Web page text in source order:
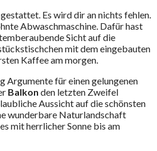
Es wird dir an nichts fehlen.
Abwaschmaschine. Dafür hast
Sicht auf die
mit dem eingebauten
Kaffee am morgen.
Argumente für einen gelungenen
Balkon den letzten Zweifel
Aussicht auf die schönsten
wunderbare Naturlandschaft
mit herrlicher Sonne bis am